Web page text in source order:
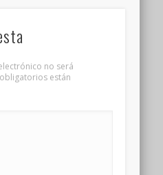
no será
están